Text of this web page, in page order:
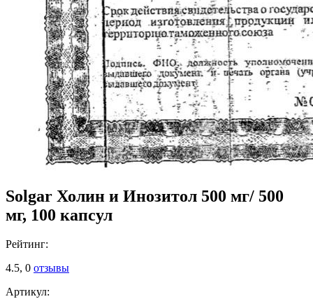
Solgar Холин и Инозитол 500 мг/ 500
мг, 100 капсул
Рейтинг:
4.5, 0 отзывы
Артикул: